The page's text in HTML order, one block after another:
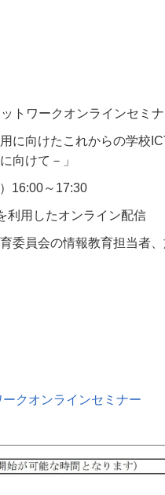
トワークオンラインセミ
に向けたこれからの学校
向けて－」
16:00～ 17:30
利用したオンライン配信
委員会の情報教育担当者
クオンライ ンセミナー